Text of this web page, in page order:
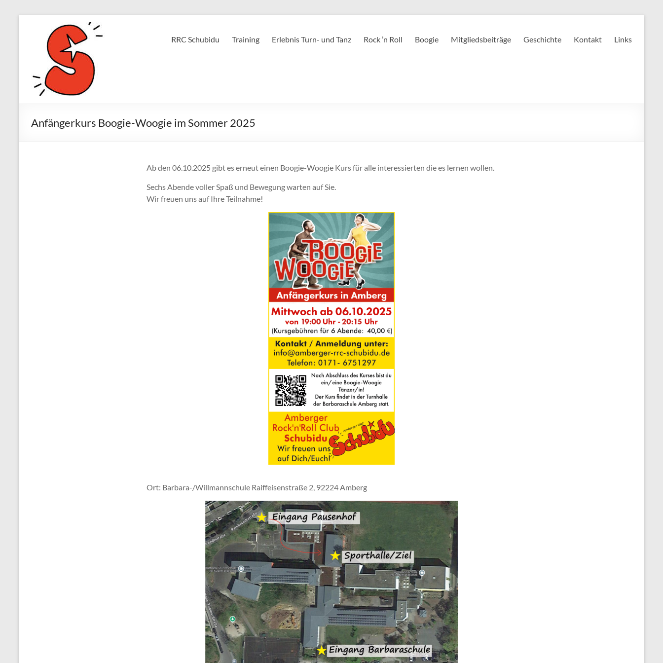
springenAmberger
Rock
´n
´Roll
Schubidu
RRC Schubidu Training Erlebnis Turn- und Tanz Rock ’n Roll Boogie Mitgliedsbeiträge Geschichte Kontakt Links
Anfängerkurs Boogie-Woogie im Sommer 2025
Ab den 06.10.2025 gibt es erneut einen Boogie-Woogie Kurs für alle interessierten die es lernen wollen.
Sechs Abende voller Spaß und Bewegung warten auf Sie.
Wir freuen uns auf Ihre Teilnahme!
Ort: Barbara-/Willmannschule Raiffeisenstraße 2, 92224 Amberg